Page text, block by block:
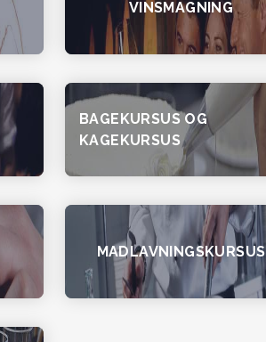
VINSMAGNING
BAGEKURSUS OG
KAGEKURSUS
MADLAVNINGSKURSUS